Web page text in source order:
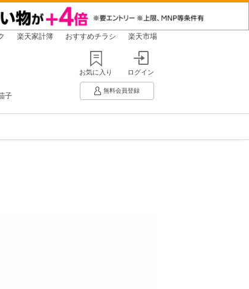
楽天家計簿 おすすめチラシ 楽天市場
子
お気に入り ログイン
無料会員登録